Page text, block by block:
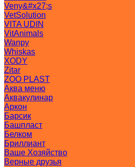
Veny&#x27;s
VetSolution
VITA UDIN
VitAnimals
Wanpy
Whiskas
XODY
Zitar
ZOO PLAST
Аква меню
Аквакулинар
Аркон
Барсик
Башпласт
Белком
Бриллиант
Ваше Хозяйство
Верные друзья